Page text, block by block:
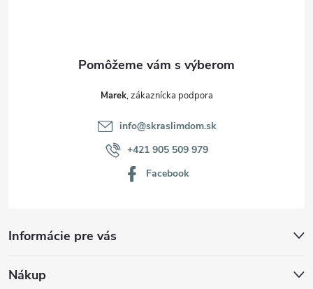
Informácie pre vás
Nákup
Marek
info@skraslimdom.sk
+421 905 509 979
Facebook